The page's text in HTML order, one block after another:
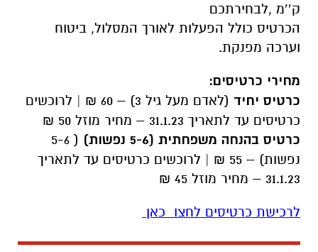
ק’’מ ,לבחירתכם
הכרטיס כולל הפעלות לאורך המסלול, ביטוח
וערכה מפנקת.
מחירי כרטיסים:
כרטיס יחיד
(לאדם מעל גיל 3) – 60 ₪ | לרוכשים
כרטיסים עד לתאריך 31.1.23 – מחיר מוזל 50 ₪
כרטיס בהנחה משפחתית (5-6 נפשות)
( 5-6
נפשות) – 55 ₪ | לרוכשים כרטיסים עד לתאריך
31.1.23 – מחיר מוזל 45 ₪
לרכישת כרטיסים לחצו כאן